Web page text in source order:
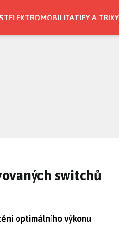
ELEKTROMOBILITATIPY A TRIKY
switchů
optimálního výkonu